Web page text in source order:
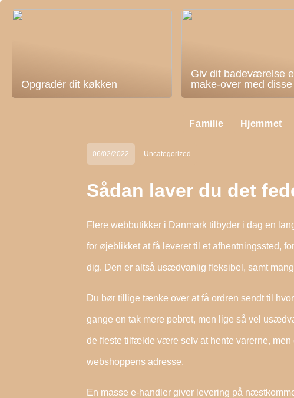
Opgradér dit køkken
Giv dit badeværelse
make-over med
Familie Hjemmet
06/02/2022 Uncategorized
Sådan laver du det
Flere webbutikker i Danmark tilbyder i dag en
for øjeblikket at få leveret til et afhentningssted,
dig. Den er altså usædvanlig fleksibel, samt
Du bør tillige tænke over at få ordren sendt til
gange en tak mere pebret, men lige så vel
de fleste tilfælde være selv at hente varerne, men
webshoppens adresse.
En masse e-handler giver levering på